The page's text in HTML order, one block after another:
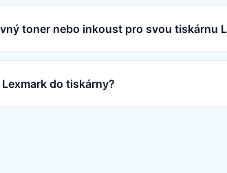
toner nebo inkoust pro svou tiskárnu
do tiskárny?